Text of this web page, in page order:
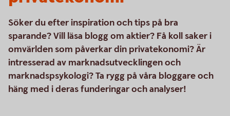
Söker du efter inspiration och tips på bra
sparande? Vill läsa blogg om aktier? Få koll saker i
omvärlden som påverkar din privatekonomi? Är
intresserad av marknadsutvecklingen och
marknadspsykologi? Ta rygg på våra bloggare och
häng med i deras funderingar och analyser!